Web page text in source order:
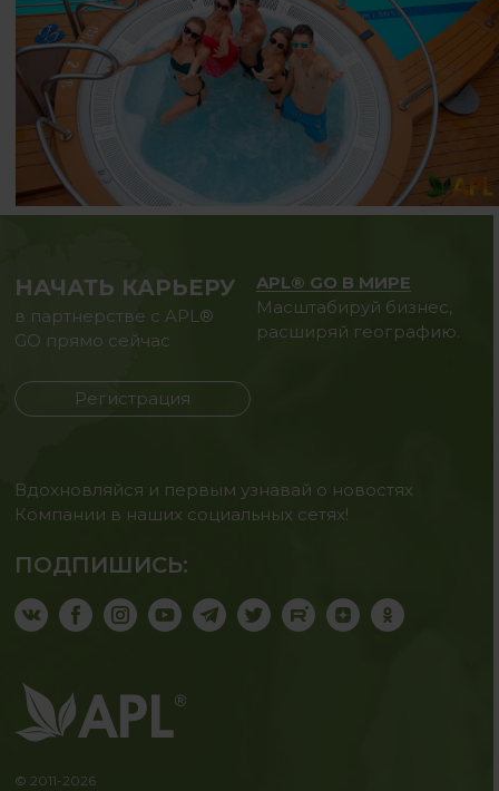
НАЧАТЬ КАРЬЕРУ
в партнерстве с APL®
GO прямо сейчас
Регистрация
APL® GO В МИРЕ
Масштабируй бизнес,
расширяй географию.
Вдохновляйся и первым узнавай о новостях
Компании в наших социальных сетях!
ПОДПИШИСЬ:
© 2011-2026